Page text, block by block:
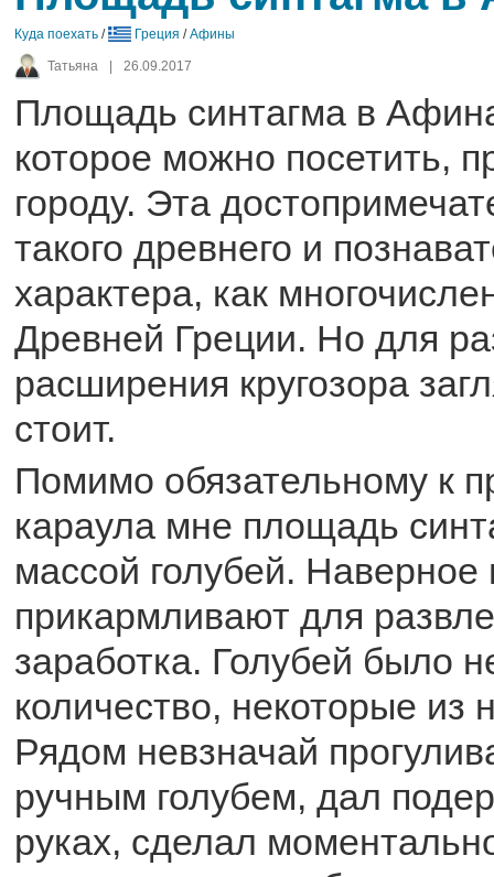
Куда поехать / Греция /Афины
Татьяна 26.09.2017
Площадь синтагма в
которое можно посетить,
городу. Эта
такого древнего и
характера, как
Древней Греции. Но для
расширения кругозора
стоит.
Помимо обязательному к
караула мне площадь
массой голубей. Наверное
прикармливают для
заработка. Голубей было
количество, некоторые из
Рядом невзначай
ручным голубем, дал
руках, сделал